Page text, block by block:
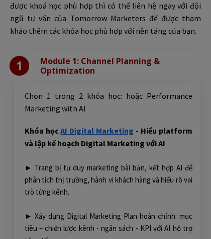
được khoá học phù hợp thì có thể liên hệ ngay với đội
ngũ tư vấn của Tomorrow Marketers để được tham
khảo thêm các khóa học phù hợp với nền tảng của bạn.
Khóa họcAI Digital Marketing - Hiểu platform
và lập kế hoạch Digital Marketing với AI
► Trang bị tư duy marketing bài bản, kết hợp AI để
phân tích thị trường, hành vi khách hàng và hiểu rõ vai
trò từng kênh.
► Xây dựng Digital Marketing Plan hoàn chỉnh: mục
tiêu – chiến lược kênh - ngân sách - KPI với AI hỗ trợ
Chọn 1 trong 2 khóa học: hoặc Performance
Marketing with AI
Module 1: Channel Planning &
Optimization
1